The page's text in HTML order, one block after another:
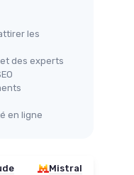
les
des experts
en ligne
Mistral